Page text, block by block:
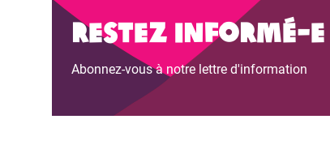
Restez informé-e
Abonnez-vous à notre lettre d'information